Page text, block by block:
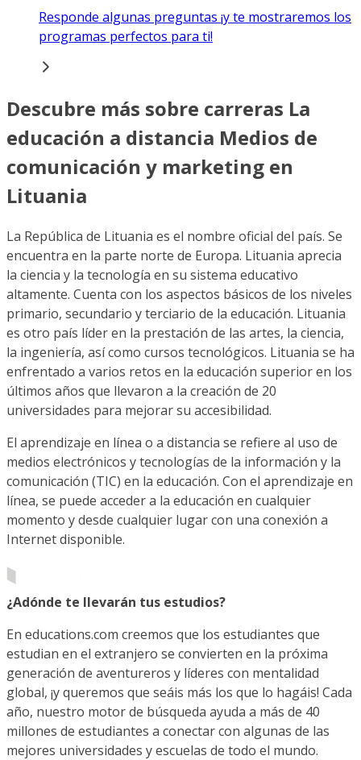
Responde algunas preguntas ¡y te mostraremos los
programas perfectos para ti!
Descubre más sobre carreras La
educación a distancia Medios de
comunicación y marketing en
Lituania
La República de Lituania es el nombre oficial del país. Se
encuentra en la parte norte de Europa. Lituania aprecia
la ciencia y la tecnología en su sistema educativo
altamente. Cuenta con los aspectos básicos de los niveles
primario, secundario y terciario de la educación. Lituania
es otro país líder en la prestación de las artes, la ciencia,
la ingeniería, así como cursos tecnológicos. Lituania se ha
enfrentado a varios retos en la educación superior en los
últimos años que llevaron a la creación de 20
universidades para mejorar su accesibilidad.
El aprendizaje en línea o a distancia se refiere al uso de
medios electrónicos y tecnologías de la información y la
comunicación (TIC) en la educación. Con el aprendizaje en
línea, se puede acceder a la educación en cualquier
momento y desde cualquier lugar con una conexión a
Internet disponible.
¿Adónde te llevarán tus estudios?
En educations.com creemos que los estudiantes que
estudian en el extranjero se convierten en la próxima
generación de aventureros y líderes con mentalidad
global, ¡y queremos que seáis más los que lo hagáis! Cada
año, nuestro motor de búsqueda ayuda a más de 40
millones de estudiantes a conectar con algunas de las
mejores universidades y escuelas de todo el mundo.